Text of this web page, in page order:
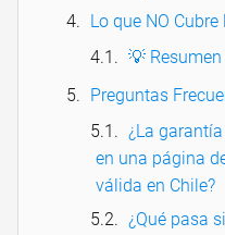
Lo que NO
💡
Preguntas
¿La
en una página
válida en Chile?
¿Qué pasa